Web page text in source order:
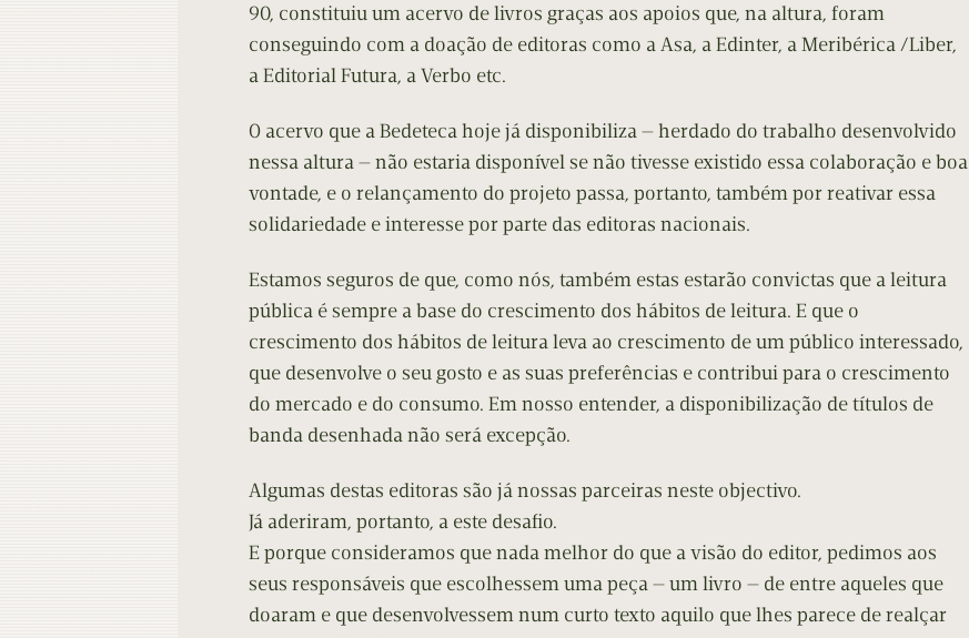
90, constituiu um acervo de livros graças aos apoios que, na altura, foram
conseguindo com a doação de editoras como a Asa, a Edinter, a Meribérica /Liber,
a Editorial Futura, a Verbo etc.
O acervo que a Bedeteca hoje já disponibiliza — herdado do trabalho desenvolvido
nessa altura — não estaria disponível se não tivesse existido essa colaboração e boa
vontade, e o relançamento do projeto passa, portanto, também por reativar essa
solidariedade e interesse por parte das editoras nacionais.
Estamos seguros de que, como nós, também estas estarão convictas que a leitura
pública é sempre a base do crescimento dos hábitos de leitura. E que o
crescimento dos hábitos de leitura leva ao crescimento de um público interessado,
que desenvolve o seu gosto e as suas preferências e contribui para o crescimento
do mercado e do consumo. Em nosso entender, a disponibilização de títulos de
banda desenhada não será excepção.
Algumas destas editoras são já nossas parceiras neste objectivo.
Já aderiram, portanto, a este desafio.
E porque consideramos que nada melhor do que a visão do editor, pedimos aos
seus responsáveis que escolhessem uma peça — um livro — de entre aqueles que
doaram e que desenvolvessem num curto texto aquilo que lhes parece de realçar